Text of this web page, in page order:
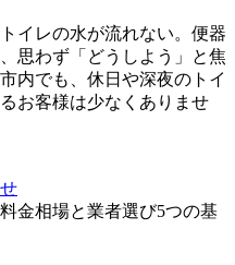
イレの水が流れない。便器
思わず「どうしよう」と焦
内でも、休日や深夜のトイ
お客様は少なくありませ